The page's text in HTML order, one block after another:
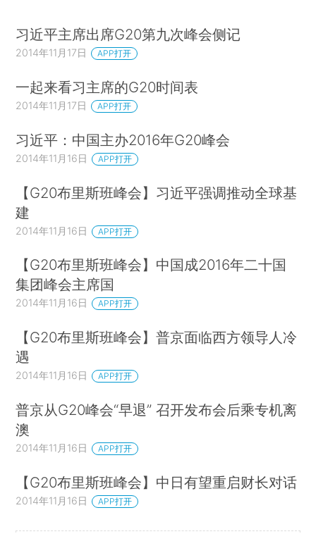
习近平主席出席G20第九次峰会侧记
2014年11月17日 APP打开
一起来看习主席的G20时间表
2014年11月17日 APP打开
习近平：中国主办2016年G20峰会
2014年11月16日 APP打开
【G20布里斯班峰会】习近平强调推动全球基
建
2014年11月16日 APP打开
【G20布里斯班峰会】中国成2016年二十国
集团峰会主席国
2014年11月16日 APP打开
【G20布里斯班峰会】普京面临西方领导人冷
遇
2014年11月16日 APP打开
普京从G20峰会“早退” 召开发布会后乘专机离
澳
2014年11月16日 APP打开
【G20布里斯班峰会】中日有望重启财长对话
2014年11月16日 APP打开